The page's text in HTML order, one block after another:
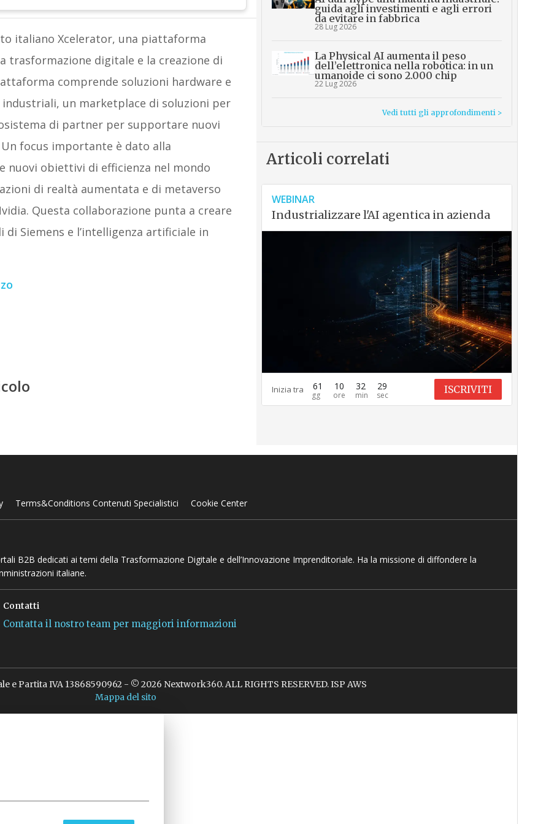
italiano Xcelerator, una piattaforma
trasformazione digitale e la creazione di
comprende soluzioni hardware e
un marketplace di soluzioni per
di partner per supportare nuovi
focus importante è dato alla
nuovi obiettivi di efficienza nel mondo
di realtà aumentata e di metaverso
Questa collaborazione punta a creare
Siemens e l’intelligenza artificiale in
guida agli investimenti e agli errori
da evitare in fabbrica
28 Lug 2026
La Physical AI aumenta il peso
dell’elettronica nella robotica: in un
umanoide ci sono 2.000 chip
22 Lug 2026
Vedi tutti gli approfondimenti >
Articoli correlati
WEBINAR
Industrializzare l'AI agentica in azienda
Inizia tra 61 10 32 29 ISCRIVITI
Terms&Conditions Contenuti Specialistici Cookie Center
B2B dedicati ai temi della Trasformazione Digitale e dell’Innovazione Imprenditoriale. Ha la missione di diffondere la
italiane.
Contatti
Contatta il nostro team per maggiori informazioni
e Partita IVA 13868590962 - © 2026 Nextwork360. ALL RIGHTS RESERVED. ISP AWS
Mappa del sito